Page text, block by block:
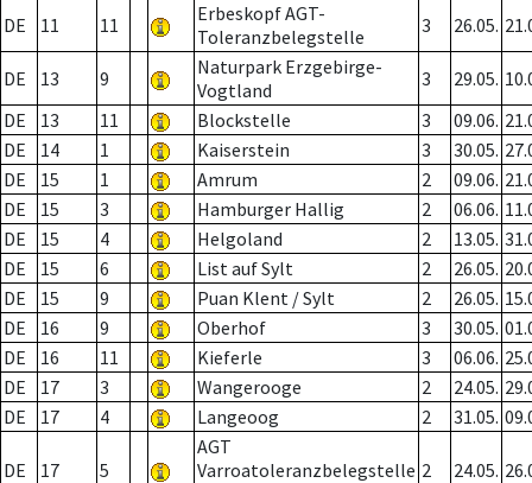
DE 11 11
Erbeskopf AGT-
Toleranzbelegstelle
3 26.05.
DE 13 9
Naturpark Erzgebirge-
Vogtland
3 29.05.
DE
13 11 Blockstelle 3 09.06.
DE
14 1 Kaiserstein 3 30.05.
DE
15 1 Amrum 2 09.06.
DE
15 3 Hamburger Hallig 2 06.06.
DE
15 4 Helgoland 2 13.05.
DE
15 6 List auf Sylt 2 26.05.
DE
15 9 Puan Klent / Sylt 2 26.05.
DE
16 9 Oberhof 3 30.05.
DE
16 11 Kieferle 3 06.06.
DE
17 3 Wangerooge 2 24.05.
DE
17 4 Langeoog 2 31.05.
DE 17 5
AGT
Varroatoleranzbelegstelle 2 24.05.